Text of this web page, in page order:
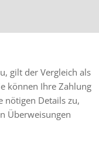
gilt der Vergleich als
können Ihre Zahlung
nötigen Details zu,
Überweisungen